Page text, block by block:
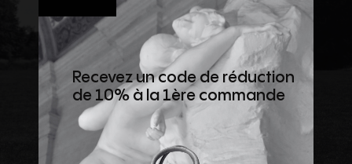
Recevez un code de réduction
de 10% à la 1ère commande